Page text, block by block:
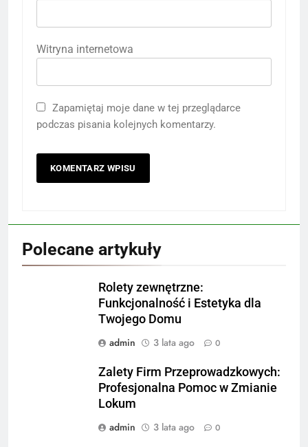
Witryna internetowa
Zapamiętaj moje dane w tej przeglądarce
podczas pisania kolejnych komentarzy.
Polecane artykuły
Rolety zewnętrzne:
Funkcjonalność i Estetyka dla
Twojego Domu
admin
3 lata ago 0
Zalety Firm Przeprowadzkowych:
Profesjonalna Pomoc w Zmianie
Lokum
admin
3 lata ago 0